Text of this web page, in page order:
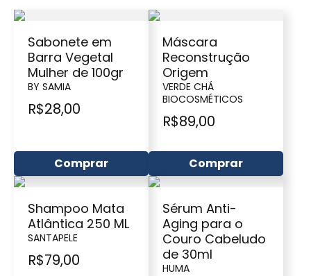
Sabonete em
Barra Vegetal
Mulher de 100gr
BY SAMIA
R$28,00
Comprar
Máscara
Reconstrução
Origem
VERDE CHÁ
BIOCOSMÉTICOS
R$89,00
Comprar
Shampoo Mata
Atlântica 250 ML
SANTAPELE
R$79,00
Sérum Anti-
Aging para o
Couro Cabeludo
de 30ml
HUMA